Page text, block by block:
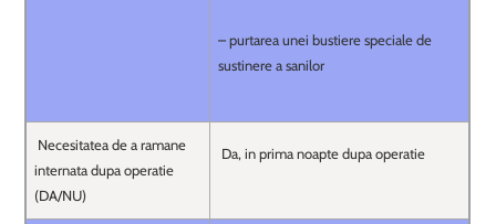
– purtarea unei bustiere speciale de
sustinere a sanilor
Necesitatea de a ramane
internata dupa operatie
(DA/NU)
Da, in prima noapte dupa operatie